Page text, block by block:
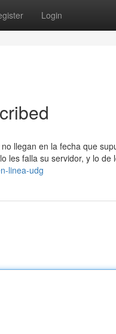
Login
llegan en la fecha que
les falla su servidor, y lo de
linea-udg